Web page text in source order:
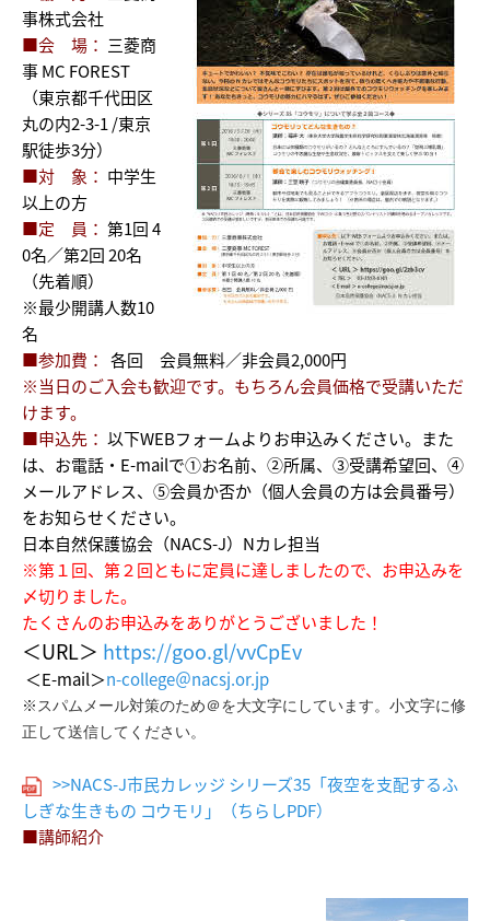
事株式会社
■会 場： 三菱商
事 MC FOREST
（東京都千代田区
丸の内2-3-1 /東京
駅徒歩3分）
■対 象： 中学生
以上の方
■定 員： 第1回 4
0名／第2回 20名
（先着順）
※最少開講人数10
名
■参加費： 各回 会員無料／非会員2,000円
※当日のご入会も歓迎です。 もちろん会員価格で受講いただ
けます。
■申込先： 以下WEBフォームよりお申込みください。また
は、お電話・E-mailで①お名前、②所属、③受講希望回、④
メールアドレス、⑤会員か否か（個人会員の方は会員番号）
をお知らせください。
日本自然保護協会（NACS-J）Nカレ担当
※第１回、第２回ともに定員に達しましたので、お申込みを
〆切りました。
たくさんのお申込みをありがとうございました！
＜URL＞ https://goo.gl/vvCpEv
＜E-mail＞n-college＠nacsj.or.jp
※スパムメール対策のため＠を大文字にしています。小文字に修
正して送信してください。
>>NACS-J市民カレッジ シリーズ35「夜空を支配するふ
しぎな生きもの コウモリ」（ちらしPDF）
■講師紹介